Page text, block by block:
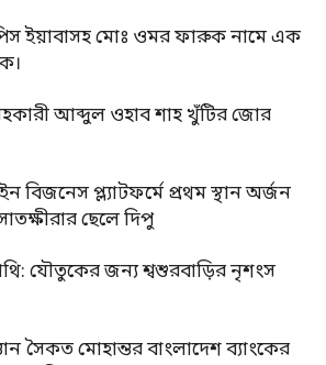
ইয়াবাসহ মোঃ ওমর ফারুক নামে এক
সহকারী আব্দুল ওহাব শাহ খুঁটির জোর
বিজনেস প্ল্যাটফর্মে প্রথম স্থান অর্জন
ছেলে দিপু
যৌতুকের জন্য শ্বশুরবাড়ির নৃশংস
সৈকত মোহান্তর বাংলাদেশ ব্যাংকের